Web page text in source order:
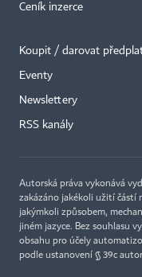
Ceník inzerce
Koupit / darovat
Eventy
Newslettery
RSS kanály
Autorská práva vykonává
zakázáno jakékoli užití částí
jakýmkoli způsobem,
jiném jazyce. Bez souhlasu
obsahu pro účely
podle ustanovení § 39c